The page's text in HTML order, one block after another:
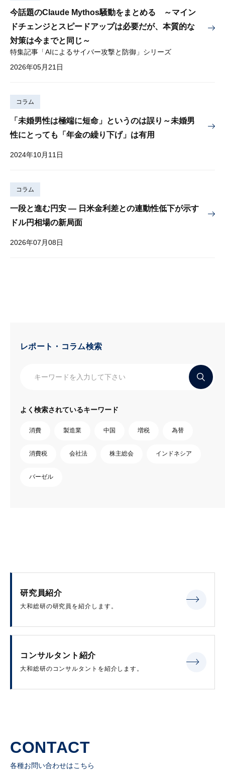
今話題のClaude Mythos騒動をまとめる ～マイン
ドチェンジとスピードアップは必要だが、本質的な
対策は今までと同じ～
特集記事「AIによるサイバー攻撃と防御」シリーズ
2026年05月21日
コラム
「未婚男性は極端に短命」というのは誤り～未婚男
性にとっても「年金の繰り下げ」は有用
2024年10月11日
コラム
一段と進む円安 — 日米金利差との連動性低下が示す
ドル円相場の新局面
2026年07月08日
レポート・コラム検索
よく検索されているキーワード
消費 製造業 中国 増税 為替
消費税 会社法 株主総会 インドネシア
バーゼル
研究員紹介
大和総研の研究員を紹介します。
コンサルタント紹介
大和総研のコンサルタントを紹介します。
CONTACT
各種お問い合わせはこちら